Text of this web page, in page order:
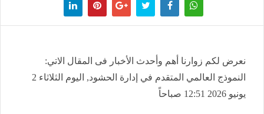
نعرض لكم زوارنا أهم وأحدث الأخبار فى المقال الاتي:
النموذج العالمي المتقدم في إدارة الحشود, اليوم الثلاثاء 2
يونيو 2026 12:51 صباحاً